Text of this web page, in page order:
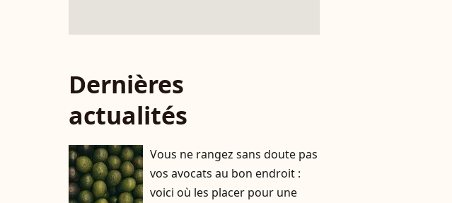
Dernières
actualités
Vous ne rangez sans doute pas
vos avocats au bon endroit :
voici où les placer pour une